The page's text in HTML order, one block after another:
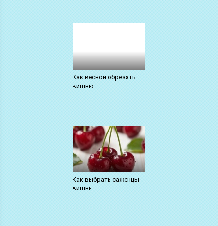
Как весной обрезать
вишню
Как выбрать саженцы
вишни